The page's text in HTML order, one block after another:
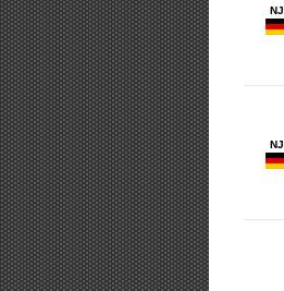
NJ
NJ